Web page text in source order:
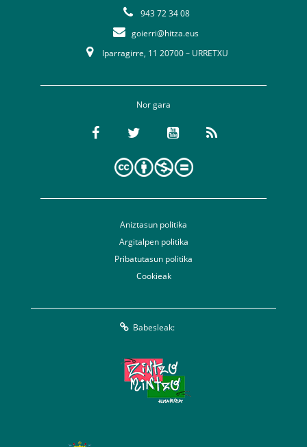
943 72 34 08
goierri@hitza.eus
Iparragirre, 11 20700 – URRETXU
Nor gara
Aniztasun politika
Argitalpen politika
Pribatutasun politika
Cookieak
Babesleak: